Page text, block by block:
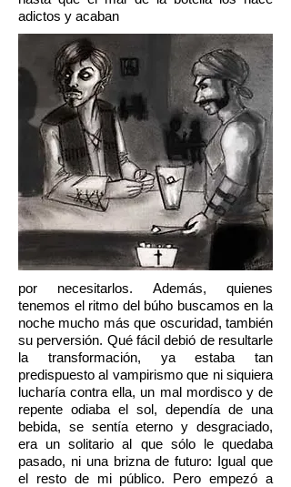
adictos y acaban
por necesitarlos. Además, quienes
tenemos el ritmo del búho buscamos en la
noche mucho más que oscuridad, también
su perversión. Qué fácil debió de resultarle
la transformación, ya estaba tan
predispuesto al vampirismo que ni siquiera
lucharía contra ella, un mal mordisco y de
repente odiaba el sol, dependía de una
bebida, se sentía eterno y desgraciado,
era un solitario al que sólo le quedaba
pasado, ni una brizna de futuro: Igual que
el resto de mi público. Pero empezó a